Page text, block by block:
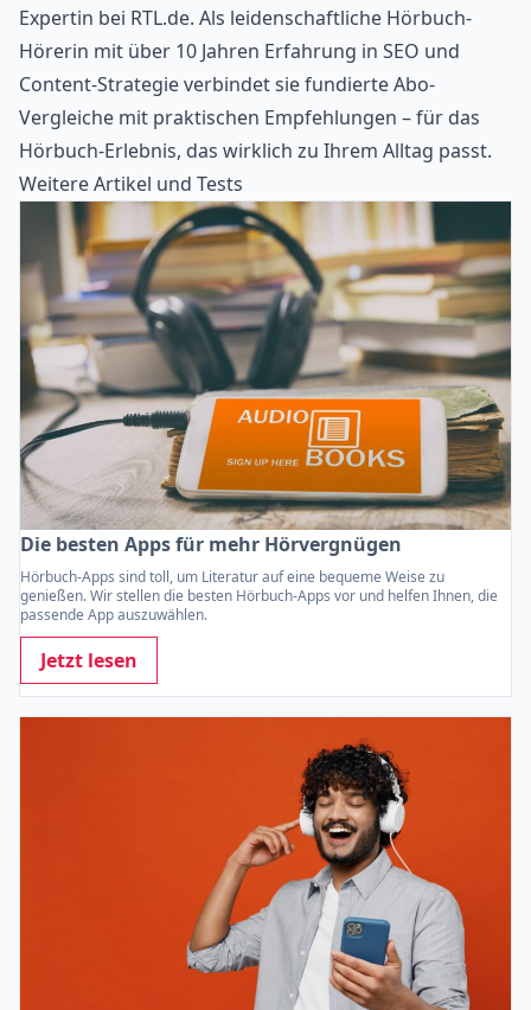
Expertin bei RTL.de. Als leidenschaftliche Hörbuch-
Hörerin mit über 10 Jahren Erfahrung in SEO und
Content-Strategie verbindet sie fundierte Abo-
Vergleiche mit praktischen Empfehlungen – für das
Hörbuch-Erlebnis, das wirklich zu Ihrem Alltag passt.
Weitere Artikel und Tests
Die besten Apps für mehr Hörvergnügen
Hörbuch-Apps sind toll, um Literatur auf eine bequeme Weise zu
genießen. Wir stellen die besten Hörbuch-Apps vor und helfen Ihnen, die
passende App auszuwählen.
Jetzt lesen